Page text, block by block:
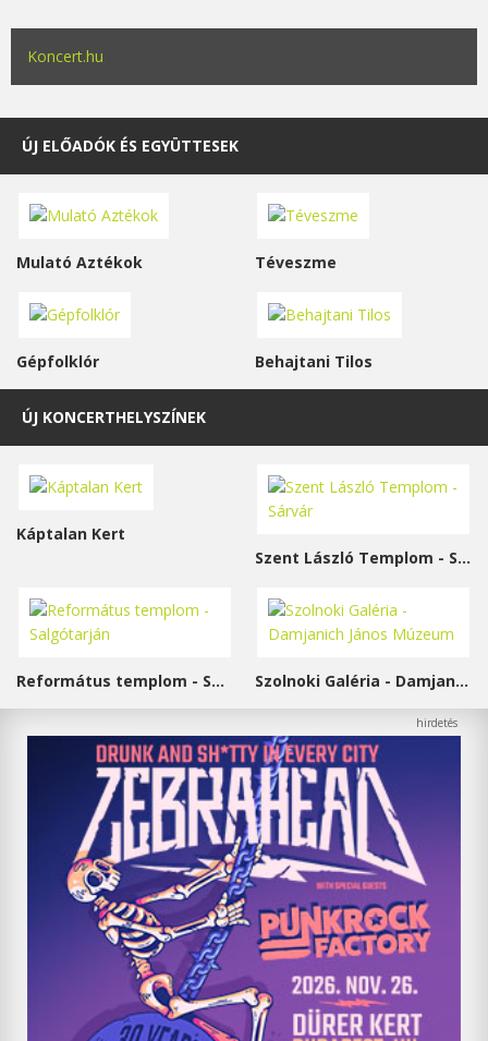
Koncert.hu
ÚJ ELŐADÓK ÉS EGYÜTTESEK
Mulató Aztékok Téveszme
Gépfolklór Behajtani Tilos
ÚJ KONCERTHELYSZÍNEK
Káptalan Kert
Szent László Templom - Sárvár
Református templom - Salgótarján Szolnoki Galéria - Damjanich János Múzeum